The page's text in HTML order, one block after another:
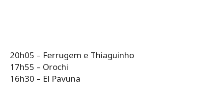
20h05 – Ferrugem e Thiaguinho
17h55 – Orochi
16h30 – El Pavuna